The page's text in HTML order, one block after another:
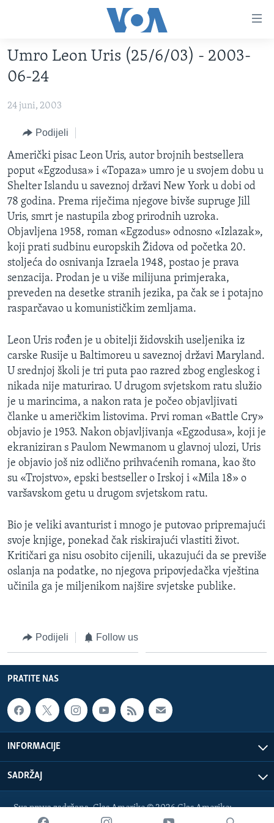
glavni
sadržaj
na
navigaciju
Idi
na
pretragu
FOTOGRAFIJE DANA
VIJESTI
SJEDINJENE AMERIČKE DRŽAVE
BOSNA I HERCEGOVINA
SVIJET
NAUKA I TEHNOLOGIJA
SPECIJALNI PROJEKTI
KORUPCIJA
SLOBODA MEDIJA
ŽENSKA STRANA
IZBJEGLIČKA STRANA
MAGAZIN
O GLASU AMERIKE
Learning English
PRATITE NAS
Jezici
Umro Leon Uris (25/6/03) - 2003-
06-24
24 juni, 2003
Podijeli
Američki pisac Leon Uris, autor brojnih bestsellera
poput «Egzodusa» i «Topaza» umro je u svojem dobu u
Shelter Islandu u saveznoj državi New York u dobi od
78 godina. Prema riječima njegove bivše supruge Jill
Uris, smrt je nastupila zbog prirodnih uzroka.
Objavljena 1958, roman «Egzodus» odnosno «Izlazak»,
koji prati sudbinu europskih Židova od početka 20.
stoljeća do osnivanja Izraela 1948, postao je prava
senzacija. Prodan je u više milijuna primjeraka,
preveden na desetke stranih jezika, pa čak se i potajno
rasparčavao u komunističkim zemljama.
Leon Uris rođen je u obitelji židovskih useljenika iz
carske Rusije u Baltimoreu u saveznoj državi Maryland.
U srednjoj školi je tri puta pao razred zbog engleskog i
nikada nije maturirao. U drugom svjetskom ratu služio
je u marincima, a nakon rata je počeo objavljivati
članke u američkim listovima. Prvi roman «Battle Cry»
objavio je 1953. Nakon objavljivanja «Egzodusa», koji je
ekraniziran s Paulom Newmanom u glavnoj ulozi, Uris
je objavio još niz odlično prihvaćenih romana, kao što
su «Trojstvo», epski bestseller o Irskoj i «Mila 18» o
varšavskom getu u drugom svjetskom ratu.
Bio je veliki avanturist i mnogo je putovao pripremajući
svoje knjige, ponekad čak riskirajući vlastiti život.
Kritičari ga nisu osobito cijenili, ukazujući da se previše
oslanja na podatke, no njegova pripovjedačka vještina
učinila ga je miljenikom najšire svjetske publike.
Podijeli Follow us
PRATITE NAS
INFORMACIJE
SADRŽAJ
Sva prava zadržana. Glas Amerike © 2026 Glas Amerike:
bosnian-service@voanews.com